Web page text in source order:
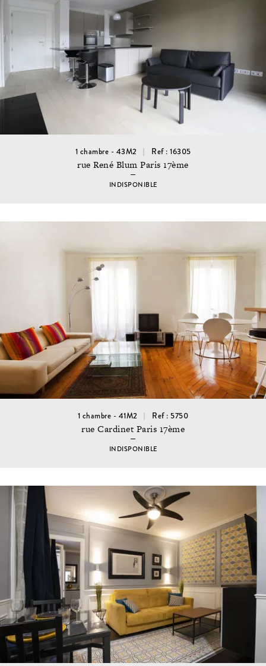
1 chambre - 43M2 Ref : 16305
rue René Blum Paris 17ème
INDISPONIBLE
1 chambre - 41M2 Ref : 5750
rue Cardinet Paris 17ème
INDISPONIBLE